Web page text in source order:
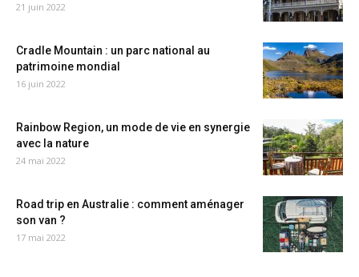
21 juin 2022
Cradle Mountain : un parc national au
patrimoine mondial
16 juin 2022
Rainbow Region, un mode de vie en synergie
avec la nature
24 mai 2022
Road trip en Australie : comment aménager
son van ?
17 mai 2022